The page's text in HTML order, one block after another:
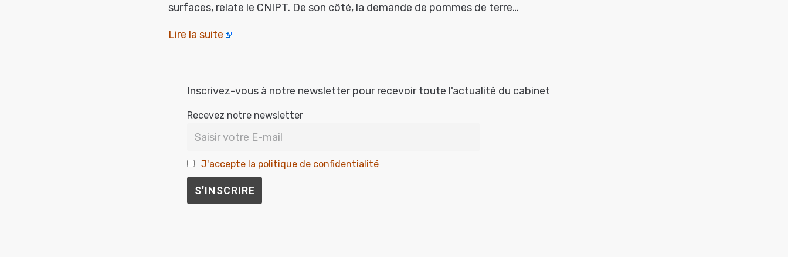
surfaces, relate le CNIPT. De son côté, la demande de pommes de terre…
Lire la suite
Inscrivez-vous à notre newsletter pour recevoir toute l'actualité du cabinet
Recevez notre newsletter
J'accepte la politique de confidentialité